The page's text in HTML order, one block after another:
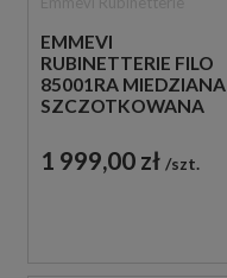
EMMEVI
RUBINETTERIE FILO
85001RA MIEDZIANA
SZCZOTKOWANA
WANNOWA
1 999,00 zł szt.